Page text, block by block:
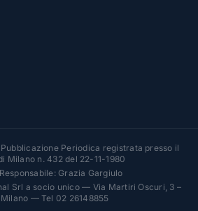
Periodica registrata presso il
Milano n. 432 del 22-11-1980
Grazia Gargiulo
Srl a socio unico — Via Martiri Oscuri, 3 –
Milano — Tel 02 26148855